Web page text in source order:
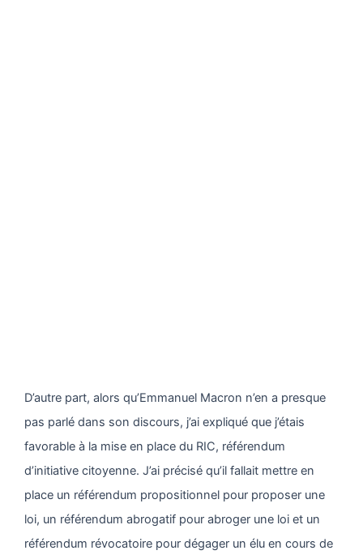
D’autre part, alors qu’Emmanuel Macron n’en a presque
pas parlé dans son discours, j’ai expliqué que j’étais
favorable à la mise en place du RIC, référendum
d’initiative citoyenne. J’ai précisé qu’il fallait mettre en
place un référendum propositionnel pour proposer une
loi, un référendum abrogatif pour abroger une loi et un
référendum révocatoire pour dégager un élu en cours de